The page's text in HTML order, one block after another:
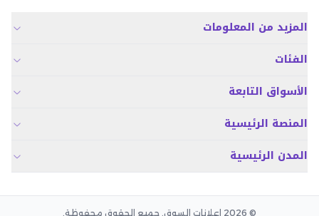
المزيد من المعلومات
الفئات
الأسواق التابعة
المنصة الرئيسية
المدن الرئيسية
© 2026 اعلانات السوق. جميع الحقوق محفوظة.